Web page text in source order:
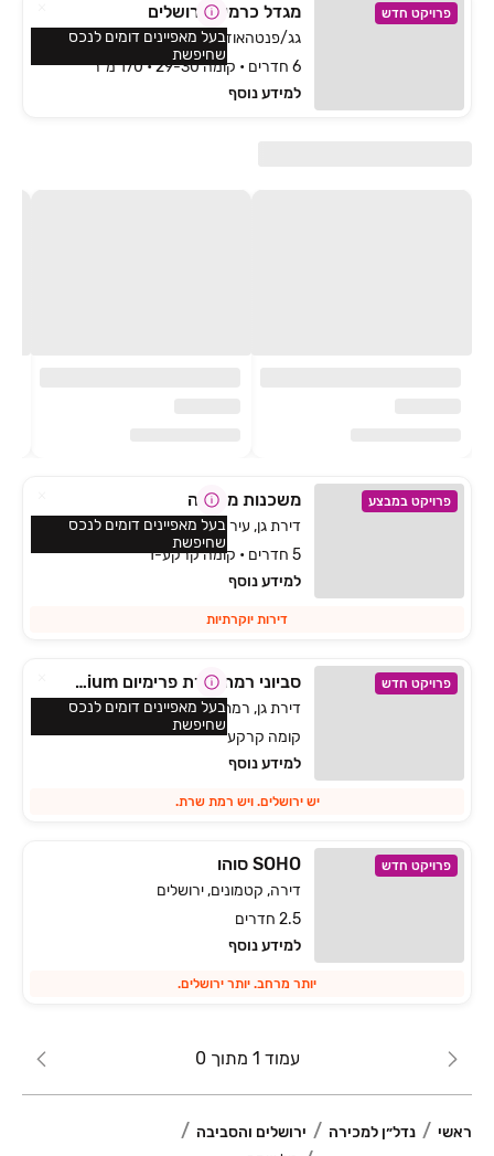
פרויקט חדש מגדל כרמים, ירושלים
גג/פנטהאוז, קרית משה, ירושלים
6 חדרים • קומה 29-30 • 170 מ״ר
למידע נוסף
בעל מאפיינים דומים לנכס
שחיפשת
פרויקט במבצע משכנות משואה
דירת גן, עיר גנים, ירושלים
5 חדרים • קומה קרקע-1
למידע נוסף
דירות יוקרתיות
בעל מאפיינים דומים לנכס
שחיפשת
פרויקט חדש סביוני רמת שרת פרימיום Savyoney Ramat Sharet Premium
דירת גן, רמת שרת, ירושלים
קומה קרקע
למידע נוסף
יש ירושלים. ויש רמת שרת.
בעל מאפיינים דומים לנכס
שחיפשת
פרויקט חדש SOHO סוהו
דירה, קטמונים, ירושלים
2.5 חדרים
למידע נוסף
יותר מרחב. יותר ירושלים.
עמוד 1 מתוך 0
ראשי נדל״ן למכירה
ירושלים והסביבה